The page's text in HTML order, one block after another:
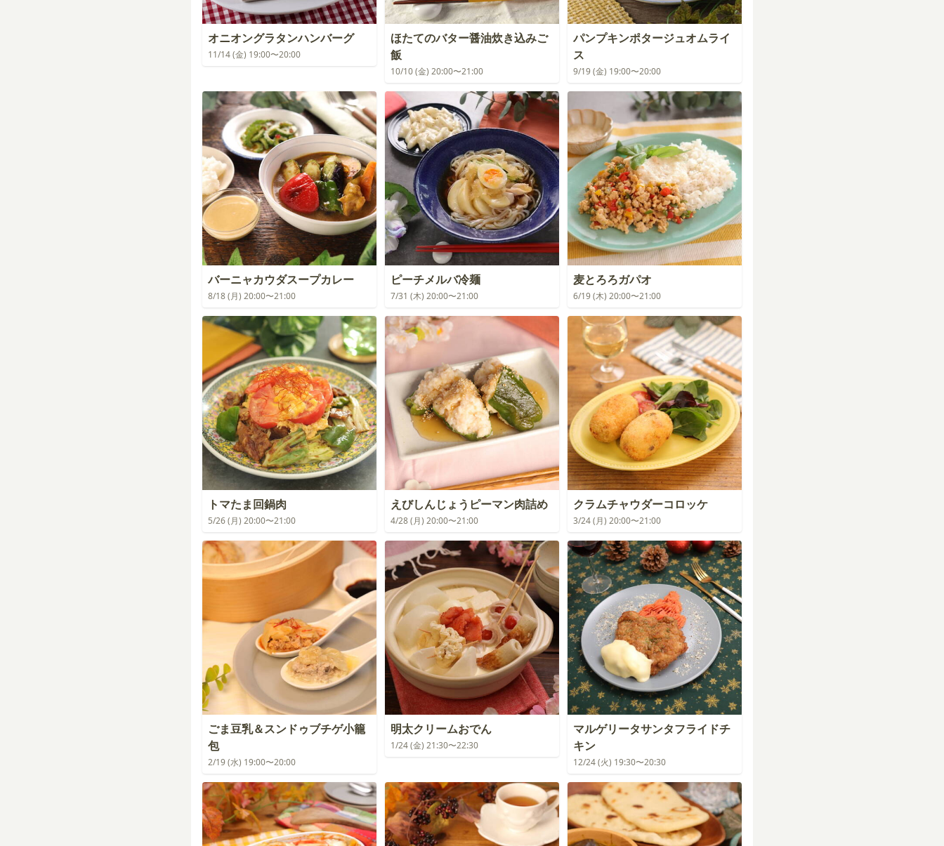
オニオングラタンハンバーグ
11/14 (金) 19:00〜20:00
ほたてのバター醤油炊き込みご
飯
10/10 (金) 20:00〜21:00
パンプキンポタージュオムライ
ス
9/19 (金) 19:00〜20:00
バーニャカウダスープカレー
8/18 (月) 20:00〜21:00
ピーチメルバ冷麺
7/31 (木) 20:00〜21:00
麦とろろガパオ
6/19 (木) 20:00〜21:00
トマたま回鍋肉
5/26 (月) 20:00〜21:00
えびしんじょうピーマン肉詰め
4/28 (月) 20:00〜21:00
クラムチャウダーコロッケ
3/24 (月) 20:00〜21:00
ごま豆乳＆スンドゥブチゲ小籠
包
2/19 (水) 19:00〜20:00
明太クリームおでん
1/24 (金) 21:30〜22:30
マルゲリータサンタフライドチ
キン
12/24 (火) 19:30〜20:30